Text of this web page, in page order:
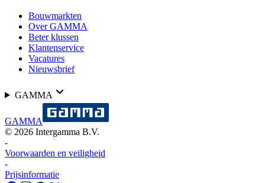
Bouwmarkten
Over GAMMA
Beter klussen
Klantenservice
Vacatures
Nieuwsbrief
GAMMA
GAMMA
© 2026 Intergamma B.V.
-
Voorwaarden en veiligheid
-
Prijsinformatie